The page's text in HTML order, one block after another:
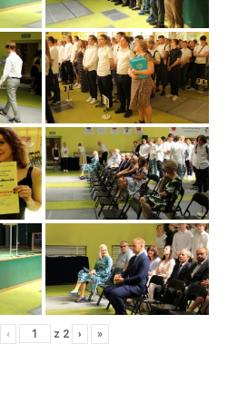
‹ z 2 › »